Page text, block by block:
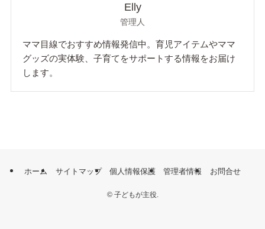
Elly
管理人
ママ目線でおすすめ情報発信中。育児アイテムやママ
グッズの実体験、子育てをサポートする情報をお届け
します。
ホーム サイトマップ 個人情報保護 管理者情報 お問合せ
©子どもが主役.